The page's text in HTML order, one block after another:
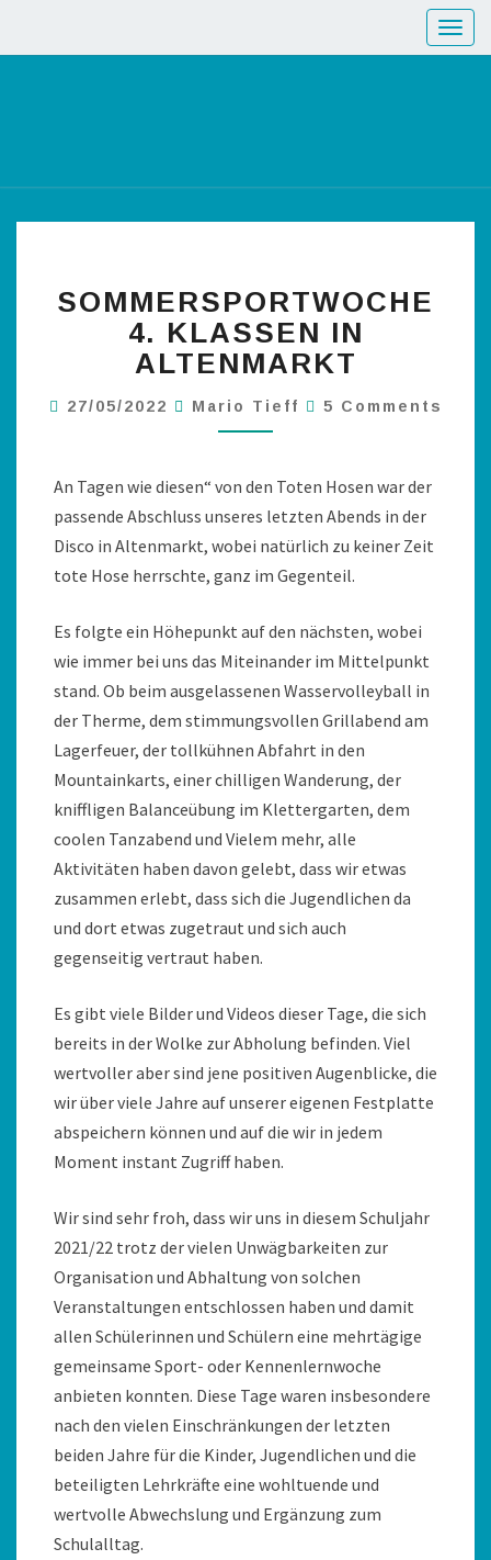
SOMMERSPORTWOCHE
4. KLASSEN IN
ALTENMARKT
27/05/2022 Mario Tieff 5 Comments
An Tagen wie diesen“ von den Toten Hosen war der
passende Abschluss unseres letzten Abends in der
Disco in Altenmarkt, wobei natürlich zu keiner Zeit
tote Hose herrschte, ganz im Gegenteil.
Es folgte ein Höhepunkt auf den nächsten, wobei
wie immer bei uns das Miteinander im Mittelpunkt
stand. Ob beim ausgelassenen Wasservolleyball in
der Therme, dem stimmungsvollen Grillabend am
Lagerfeuer, der tollkühnen Abfahrt in den
Mountainkarts, einer chilligen Wanderung, der
kniffligen Balanceübung im Klettergarten, dem
coolen Tanzabend und Vielem mehr, alle
Aktivitäten haben davon gelebt, dass wir etwas
zusammen erlebt, dass sich die Jugendlichen da
und dort etwas zugetraut und sich auch
gegenseitig vertraut haben.
Es gibt viele Bilder und Videos dieser Tage, die sich
bereits in der Wolke zur Abholung befinden. Viel
wertvoller aber sind jene positiven Augenblicke, die
wir über viele Jahre auf unserer eigenen Festplatte
abspeichern können und auf die wir in jedem
Moment instant Zugriff haben.
Wir sind sehr froh, dass wir uns in diesem Schuljahr
2021/22 trotz der vielen Unwägbarkeiten zur
Organisation und Abhaltung von solchen
Veranstaltungen entschlossen haben und damit
allen Schülerinnen und Schülern eine mehrtägige
gemeinsame Sport- oder Kennenlernwoche
anbieten konnten. Diese Tage waren insbesondere
nach den vielen Einschränkungen der letzten
beiden Jahre für die Kinder, Jugendlichen und die
beteiligten Lehrkräfte eine wohltuende und
wertvolle Abwechslung und Ergänzung zum
Schulalltag.